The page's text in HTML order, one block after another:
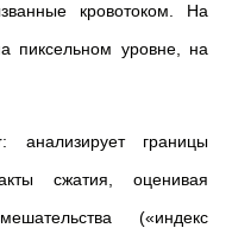
кровотоком. На
пиксельном уровне, на
анализирует границы
сжатия, оценивая
(«индекс